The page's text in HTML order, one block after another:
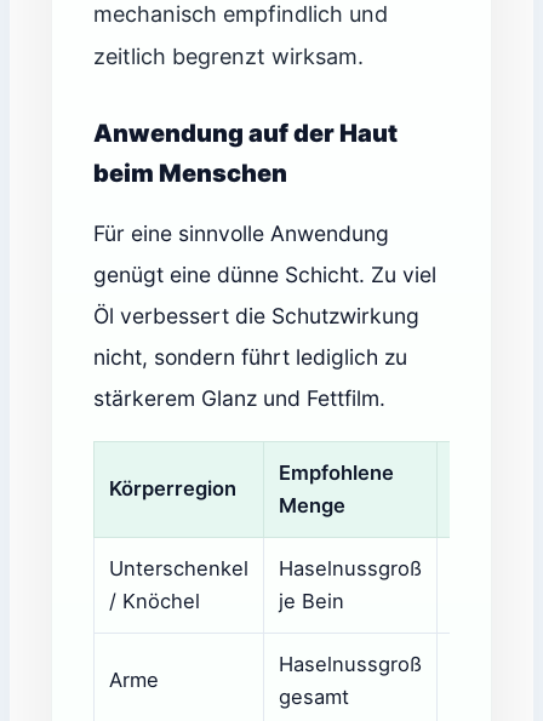
mechanisch empfindlich und
zeitlich begrenzt wirksam.
Anwendung auf der Haut
beim Menschen
Für eine sinnvolle Anwendung
genügt eine dünne Schicht. Zu viel
Öl verbessert die Schutzwirkung
nicht, sondern führt lediglich zu
stärkerem Glanz und Fettfilm.
Körperregion
Empfohlene
Menge
Unterschenkel
/ Knöchel
Haselnussgroß
je Bein
Arme
Haselnussgroß
gesamt